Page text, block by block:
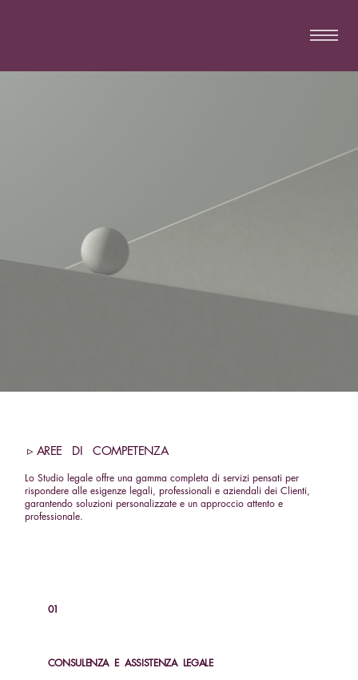
▹ AREE DI COMPETENZA
Lo Studio legale offre una gamma completa di servizi pensati per
rispondere alle esigenze legali, professionali e aziendali dei Clienti,
garantendo soluzioni personalizzate e un approccio attento e
professionale.
01
CONSULENZA E ASSISTENZA LEGALE